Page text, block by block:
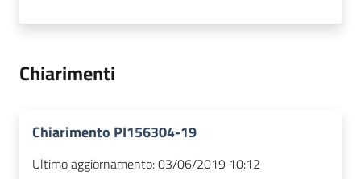
Chiarimenti
Chiarimento PI156304-19
Ultimo aggiornamento:03/06/2019 10:12